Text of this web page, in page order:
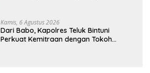
Kamis, 6 Agustus 2026
Dari Babo, Kapolres Teluk Bintuni
Perkuat Kemitraan dengan Tokoh